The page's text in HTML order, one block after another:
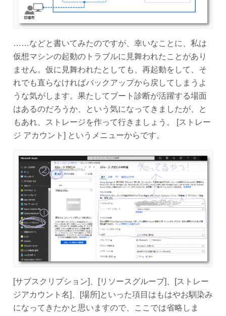
……などと書いてみたのですが、幸いなことに、私は
仮想マシンの起動のトラブルに見舞われたことがあり
ません。仮に見舞われたとしても、再起動をして、そ
れでも直らなければバックアップから戻してしまうよ
うな気がします。果たしてブート診断が活躍する場面
はあるのだろうか、という気になってきましたが、と
もあれ、ストレージを作って行きましょう。 [ストレー
ジ アカウント] というメニューからです。
[サブスクリプション]、[リソースグループ]、[ストレー
ジアカウント名]、[場所]といった項目はもはやお馴染み
になってきたかと思いますので、ここでは省略しま